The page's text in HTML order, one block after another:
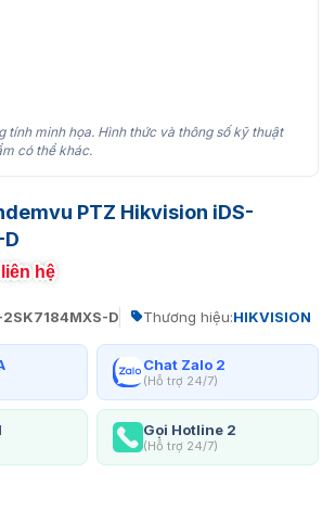
tính minh họa. Hình thức và thông số kỹ thuật
có thể khác.
PTZ Hikvision iDS-
hệ
2SK7184MXS-D Thương hiệu:HIKVISION
Chat Zalo 2
(Hỗ trợ 24/7)
Gọi Hotline 2
(Hỗ trợ 24/7)